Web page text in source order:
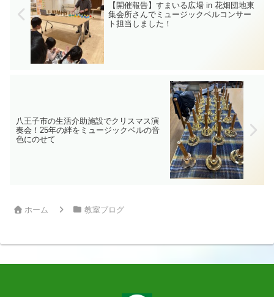
【開催報告】すまいる広場 in 花畑団地東
集会所さんでミュージックベルコンサー
ト担当しました！
八王子市の生活介助施設でクリスマス演
奏会！25年の絆をミュージックベルの音
色にのせて
ホーム 教室ブログ